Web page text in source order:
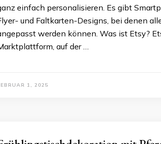
einfach personalisieren. Es gibt
und Faltkarten-Designs, bei denen
werden können. Was ist Etsy?
auf der …
1, 2025